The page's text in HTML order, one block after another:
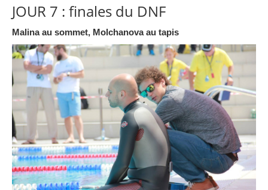
JOUR 7 : finales du DNF
Malina au sommet, Molchanova au tapis